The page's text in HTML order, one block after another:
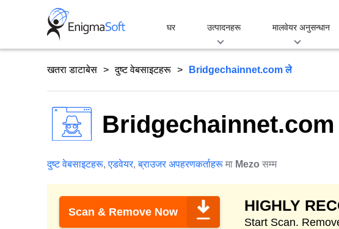
घर उत्पादनहरू मालवेयर अनुसन्धान
खतरा डाटाबेस दुष्ट वेबसाइटहरू Bridgechainnet.com ले
दुष्ट वेबसाइटहरू,एडवेयर,ब्राउजर अपहरणकर्ताहरू मा Mezo सम्म
Scan & Remove Now HIGHLY
Start Scan.